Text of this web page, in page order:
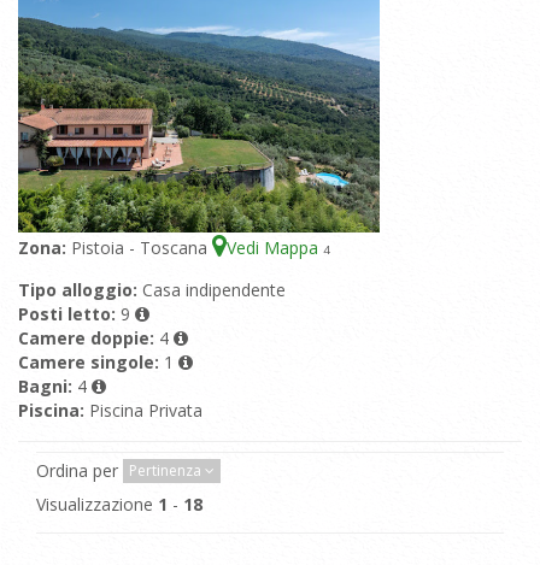
Zona: Pistoia - Toscana Vedi Mappa 4
Tipo alloggio: Casa indipendente
Posti letto: 9
Camere doppie: 4
Camere singole: 1
Bagni: 4
Piscina: Piscina Privata
Ordina per Pertinenza
Visualizzazione 1 - 18